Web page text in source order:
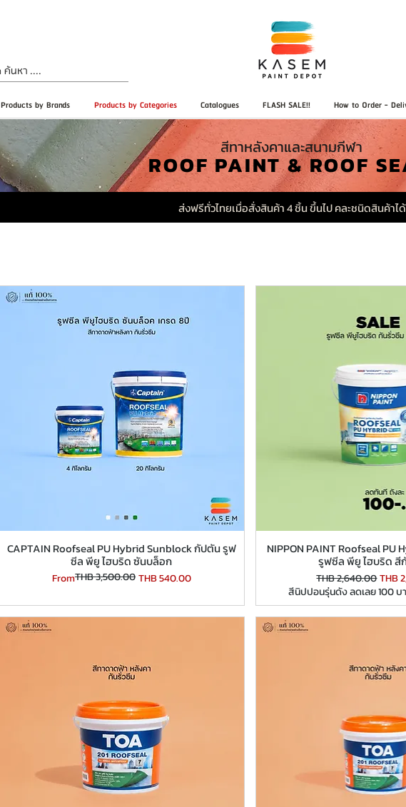
Products by Brands Products by Categories Catalogues FLASH SALE!! How to Order -
ROOF PAINT & ROOF
สีทาหลังคาและสนามกีฬา
ส่งฟรีทั่วไทยเมื่อสั่งสินค้า 4 ชิ้น ขึ้นไป คละชนิดสินค้าได้
CAPTAIN Roofseal PU Hybrid Sunblock กัปตัน รูฟ
ซีล พียู ไฮบริด ซันบล็อก
From
Regular Price
THB 3,500.00THB 540.00
Sale Price
NIPPON PAINT Roofseal
รูฟซีล พียู ไฮบริด สี
Regular Price
THB 2,640.00Sale
THB
สีนิปปอนรุ่นดัง ลดเลย 100